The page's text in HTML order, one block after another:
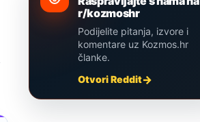
r/kozmoshr
Podijelite pitanja, izvore i
komentare uz Kozmos.hr
članke.
Otvori Reddit